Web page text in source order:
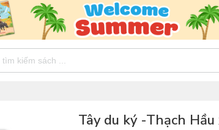
Tây du ký -Thạch